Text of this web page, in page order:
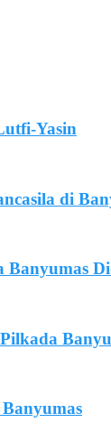
Yasin
di
Banyumas